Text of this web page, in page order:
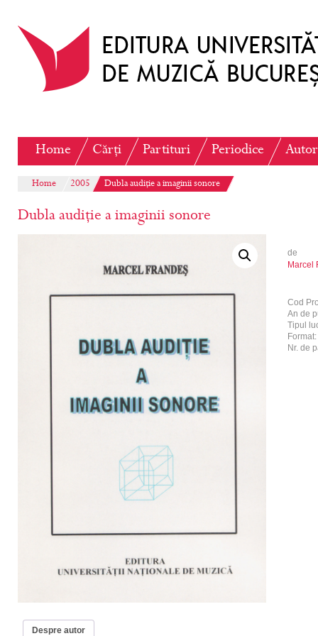
Home Cărți Partituri Periodice
Home 2005 Dubla audiție a imaginii sonore
Dubla audiție a imaginii sonore
de
Marcel
Cod
An de
Tipul
Format:
Nr. de
Despre autor